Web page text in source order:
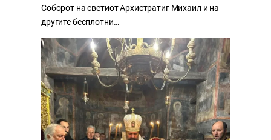
Соборот на светиот Архистратиг Михаил и на
другите бесплотни…